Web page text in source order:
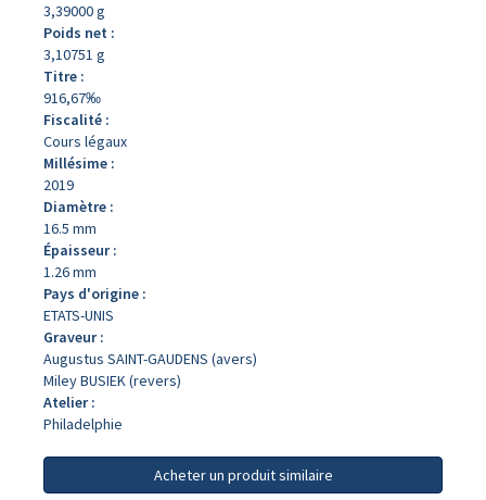
3,39000 g
Poids net :
3,10751 g
Titre :
916,67‰
Fiscalité :
Cours légaux
Millésime :
2019
Diamètre :
16.5 mm
Épaisseur :
1.26 mm
Pays d'origine :
ETATS-UNIS
Graveur :
Augustus SAINT-GAUDENS (avers)
Miley BUSIEK (revers)
Atelier :
Philadelphie
Acheter un produit similaire